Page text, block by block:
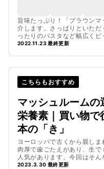
旨味たっぷり！「ブラウン
介します。さっぱりといた
ったりのパスタなど幅広く
シピを見つけてみてくださいね
2022.11.23 最終更新
こちらもおすすめ
マッシュルームの
栄養素｜買い物で
本の「き」
ヨーロッパで古くから親しま
肉厚で歯ごたえがあり、生
人気があります。今回はそ
素や選び方についてご紹介し
2023.3.30 最終更新